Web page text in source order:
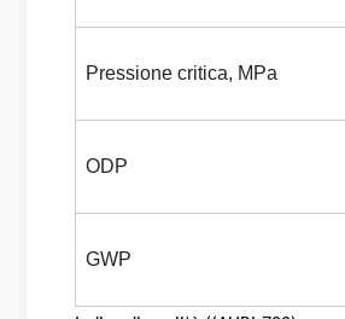
Pressione critica, MPa
ODP
GWP